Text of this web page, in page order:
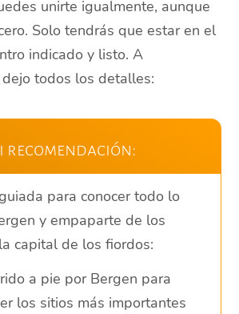
unirte igualmente, aunque
Solo tendrás que estar en el
indicado y listo. A
todos los detalles:
recomendación:
para conocer todo lo
y empaparte de los
capital de los fiordos:
a pie por Bergen para
los sitios más importantes